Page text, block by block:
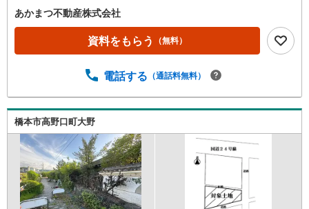
あかまつ不動産株式会社
資料をもらう （無料）
電話する （通話料無料）
橋本市高野口町大野